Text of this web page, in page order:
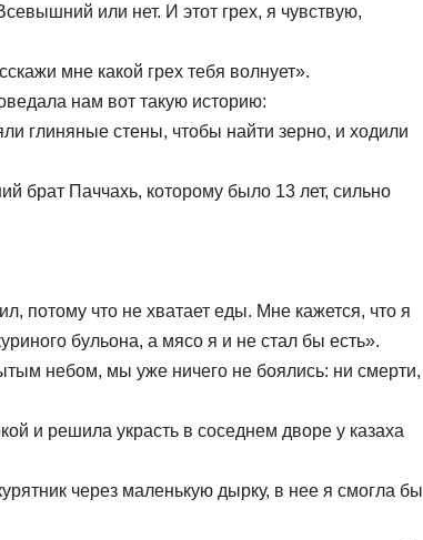
или нет. И этот грех, я чувствую,
мне какой грех тебя волнует».
нам вот такую историю:
глиняные стены, чтобы найти зерно, и ходили
брат Паччахь, которому было 13 лет, сильно
потому что не хватает еды. Мне кажется, что я
бульона, а мясо я и не стал бы есть».
небом, мы уже ничего не боялись: ни смерти,
и решила украсть в соседнем дворе у казаха
через маленькую дырку, в нее я смогла бы